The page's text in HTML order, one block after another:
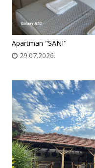
Apartman "SANI"
29.07.2026.